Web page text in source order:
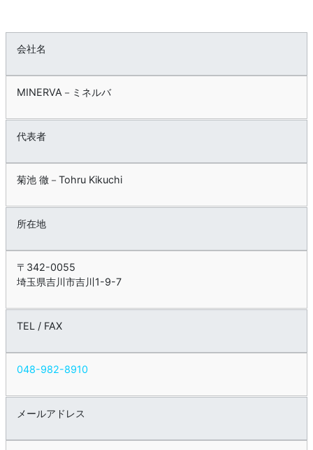
会社名
MINERVA－ミネルバ
代表者
菊池 徹－Tohru Kikuchi
所在地
〒342-0055
埼玉県吉川市吉川1-9-7
TEL / FAX
048-982-8910
メールアドレス